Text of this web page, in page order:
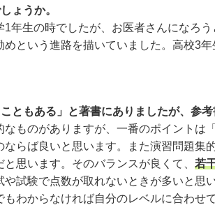
ょうか。
生の時でしたが、お医者さんになろ
という進路を描いていました。高校3
ともある」と著書にありましたが、参
ものがありますが、一番のポイントは
らば良いと思います。また演習問題
思います。そのバランスが良くて、 若
試験で点数が取れないときが多いと思
わからなければ自分のレベルに合わせ